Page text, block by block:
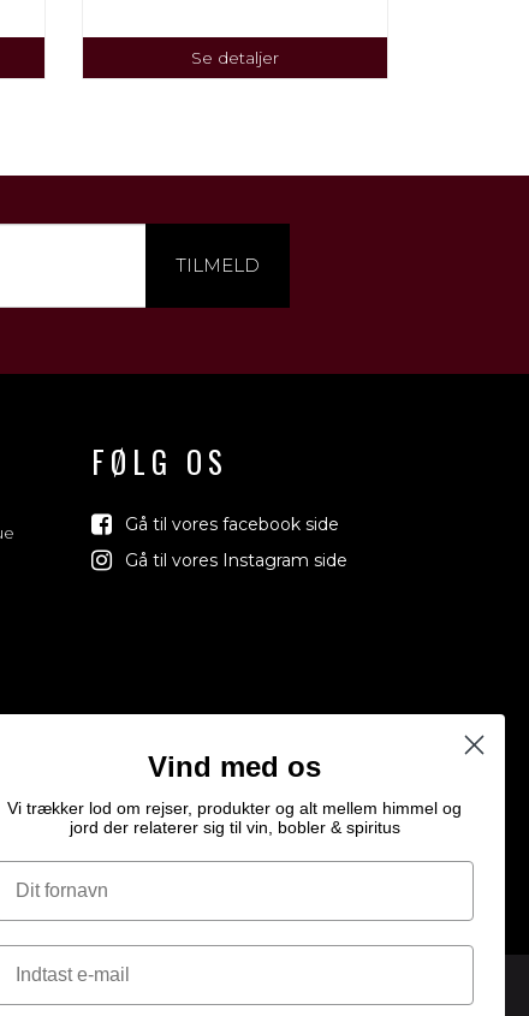
Se detaljer
TILMELD
FØLG OS
Gå til vores facebook side
Gå til vores Instagram side
Vind med os
Vi trækker lod om rejser, produkter og alt mellem himmel og
jord der relaterer sig til vin, bobler & spiritus